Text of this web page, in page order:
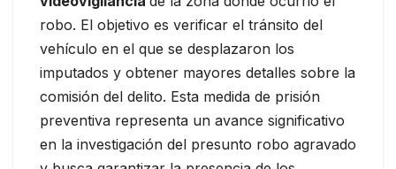
robo. El objetivo es verificar el tránsito del
vehículo en el que se desplazaron los
imputados y obtener mayores detalles sobre la
comisión del delito. Esta medida de prisión
preventiva representa un avance significativo
en la investigación del presunto robo agravado